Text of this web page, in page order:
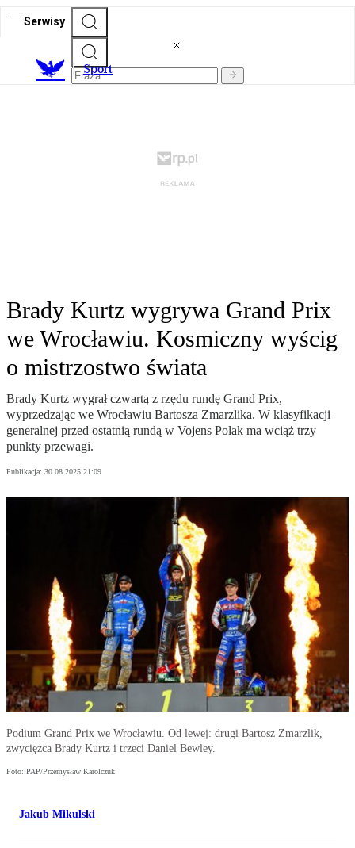
Serwisy
Sport
Brady Kurtz wygrywa Grand Prix
we Wrocławiu. Kosmiczny wyścig
o mistrzostwo świata
Brady Kurtz wygrał czwartą z rzędu rundę Grand Prix,
wyprzedzając we Wrocławiu Bartosza Zmarzlika. W klasyfikacji
generalnej przed ostatnią rundą w Vojens Polak ma wciąż trzy
punkty przewagi.
Publikacja: 30.08.2025 21:09
Podium Grand Prix we Wrocławiu. Od lewej: drugi Bartosz Zmarzlik,
zwycięzca Brady Kurtz i trzeci Daniel Bewley.
Foto: PAP/Przemysław Karolczuk
Jakub Mikulski